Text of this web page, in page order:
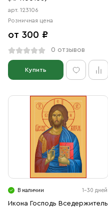
арт. 123106
Розничная цена
от 300 ₽
0 отзывов
Купить
В наличии 1-30 дней
Икона Господь Вседержитель